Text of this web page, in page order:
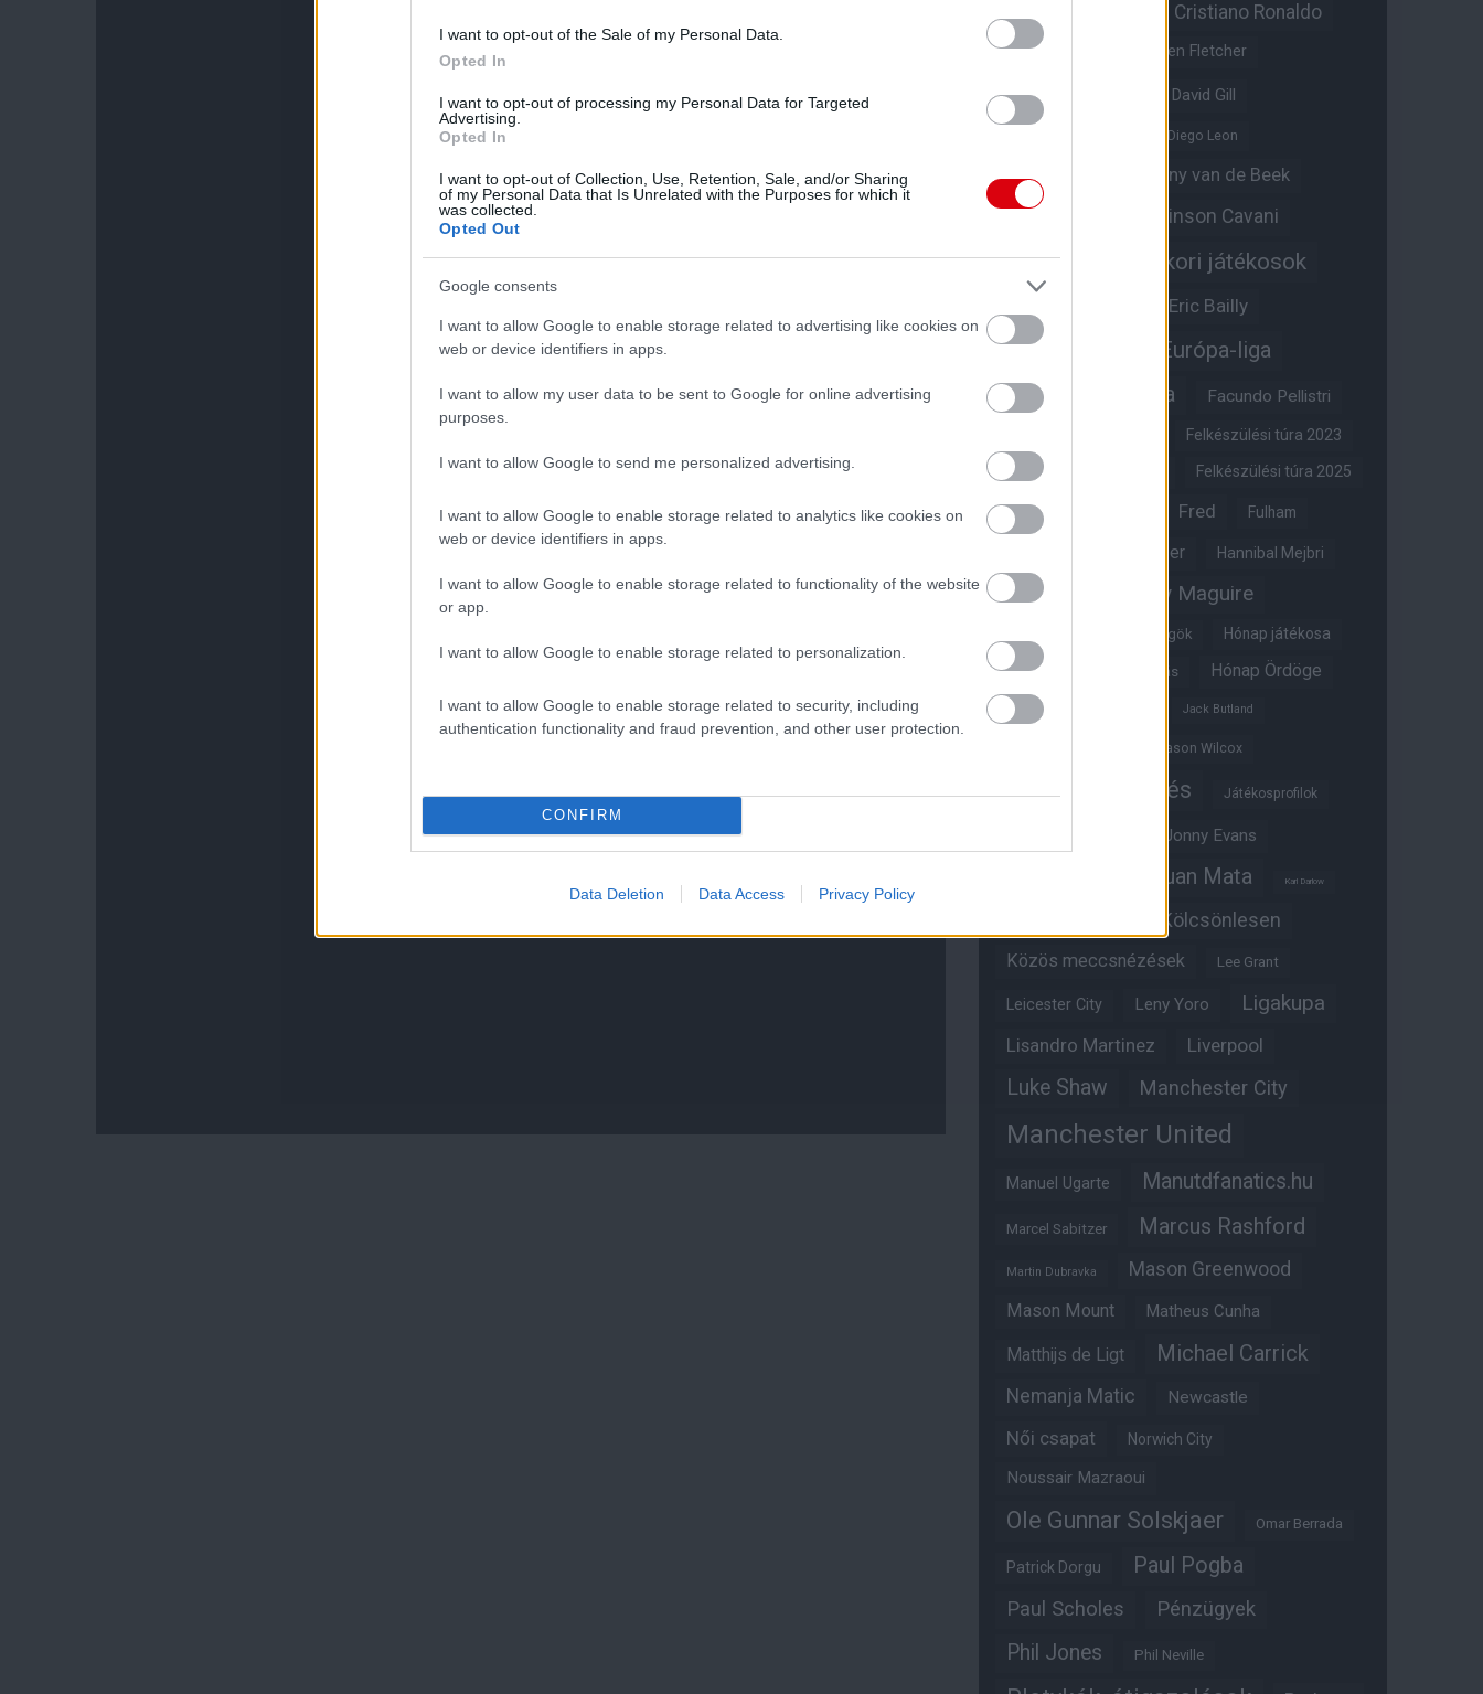
I want to opt-out of the Sale of my Personal Data.
Opted In
I want to opt-out of processing my Personal Data for Targeted
Advertising.
Opted In
I want to opt-out of Collection, Use, Retention, Sale, and/or Sharing
of my Personal Data that Is Unrelated with the Purposes for which it
was collected.
Opted Out
Google consents
I want to allow Google to enable storage related to advertising like cookies on
web or device identifiers in apps.
I want to allow my user data to be sent to Google for online advertising
purposes.
I want to allow Google to send me personalized advertising.
I want to allow Google to enable storage related to analytics like cookies on
web or device identifiers in apps.
I want to allow Google to enable storage related to functionality of the website
or app.
I want to allow Google to enable storage related to personalization.
I want to allow Google to enable storage related to security, including
authentication functionality and fraud prevention, and other user protection.
CONFIRM
Data Deletion Data Access Privacy Policy
Cristiano Ronaldo
Crystal Palace Darren Fletcher
David De Gea David Gill
Diego Leon
Diogo Dalot
Donny van de Beek
Edinson Cavani
Edzői stáb Egykori játékosok
Eric Bailly
Erik ten Hag Európa-liga
Everton FA-kupa Facundo Pellistri
Felkészülési túra 2023
Felkészülési túra 2024 Felkészülési túra 2025
Felkészülési túra 2026 Fred Fulham
Glazer Hannibal Mejbri
Harry Amass Harry Maguire
Híres magyar Vörös Ördögök Hónap játékosa
Hónap legjobbja szavazás Hónap Ördöge
Hull City Jack Butland
Jason Wilcox
Játékosértékelés Játékosprofilok
Jonny Evans
Juan Mata Karl Darlow
Kölcsönlesen
Közös meccsnézések Lee Grant
Leicester City Leny Yoro Ligakupa
Lisandro Martinez Liverpool
Luke Shaw Manchester City
Manchester United
Manuel Ugarte Manutdfanatics.hu
Marcel Sabitzer Marcus Rashford
Martin Dubravka Mason Greenwood
Mason Mount Matheus Cunha
Matthijs de Ligt Michael Carrick
Nemanja Matic Newcastle
Női csapat Norwich City
Noussair Mazraoui
Ole Gunnar Solskjaer Omar Berrada
Patrick Dorgu Paul Pogba
Paul Scholes Pénzügyek
Phil Jones Phil Neville